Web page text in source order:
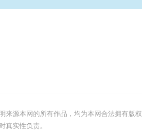
来源本网的所有作品，均为本网合法拥有版
真实性负责。